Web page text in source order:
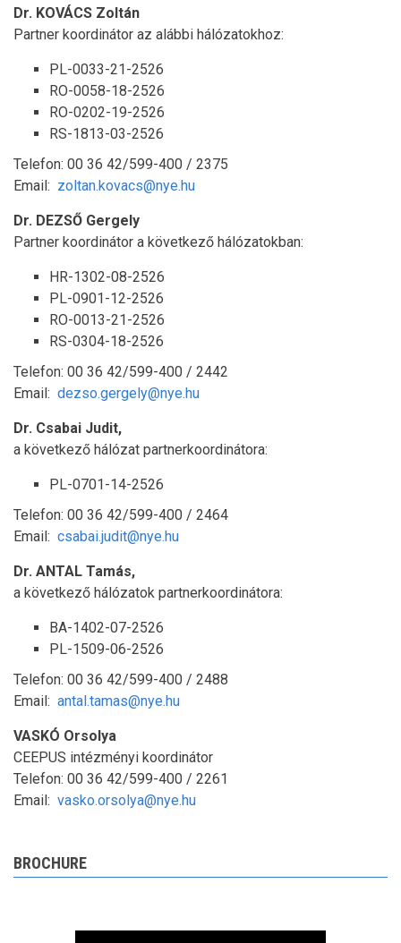
Dr. KOVÁCS Zoltán
Partner koordinátor az alábbi hálózatokhoz:
PL-0033-21-2526
RO-0058-18-2526
RO-0202-19-2526
RS-1813-03-2526
Telefon: 00 36 42/599-400 / 2375
Email: zoltan.kovacs@nye.hu
Dr. DEZSŐ Gergely
Partner koordinátor a következő hálózatokban:
HR-1302-08-2526
PL-0901-12-2526
RO-0013-21-2526
RS-0304-18-2526
Telefon: 00 36 42/599-400 / 2442
Email: dezso.gergely@nye.hu
Dr. Csabai Judit,
a következő hálózat partnerkoordinátora:
PL-0701-14-2526
Telefon: 00 36 42/599-400 / 2464
Email: csabai.judit@nye.hu
Dr. ANTAL Tamás,
a következő hálózatok partnerkoordinátora:
BA-1402-07-2526
PL-1509-06-2526
Telefon: 00 36 42/599-400 / 2488
Email: antal.tamas@nye.hu
VASKÓ Orsolya
CEEPUS intézményi koordinátor
Telefon: 00 36 42/599-400 / 2261
Email: vasko.orsolya@nye.hu
BROCHURE